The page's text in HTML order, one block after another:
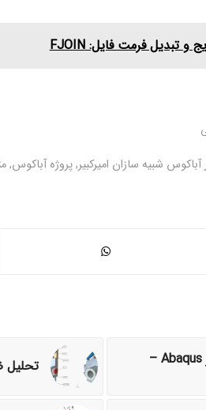
آباکوس شبیه سازان امیرکبیر,پروژه آباکوس,
تحلیل تحلیل یک بلندگو با استفاده از Abaqus –